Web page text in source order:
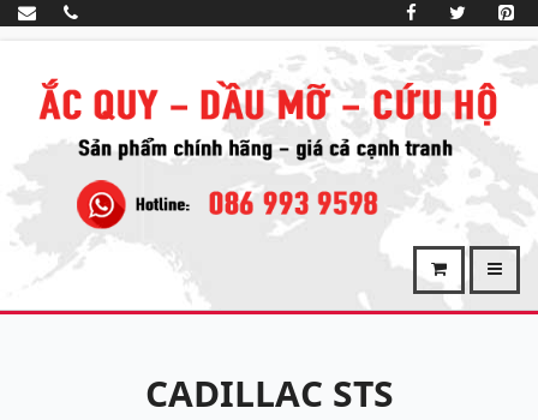
CADILLAC STS